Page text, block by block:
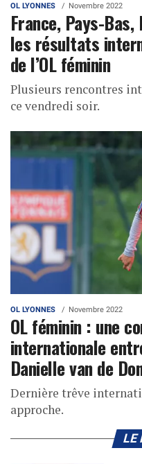
OL LYONNES Novembre 2022
France, Pays-
les résultats
de l’OL féminin
Plusieurs rencontres
ce vendredi soir.
OL LYONNES Novembre 2022
OL féminin : une
internationale
Danielle van de
Dernière trêve
approche.
LE